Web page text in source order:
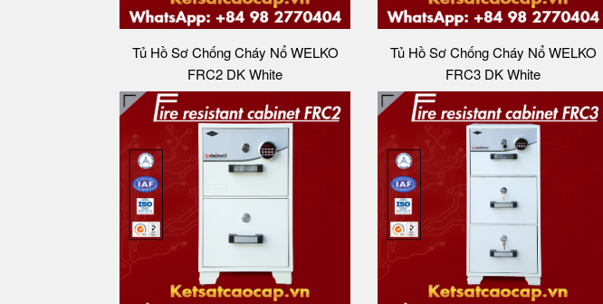
Tủ Hồ Sơ Chống Cháy Nổ WELKO
FRC2 DK White
Tủ Hồ Sơ Chống Cháy Nổ WELKO
FRC3 DK White